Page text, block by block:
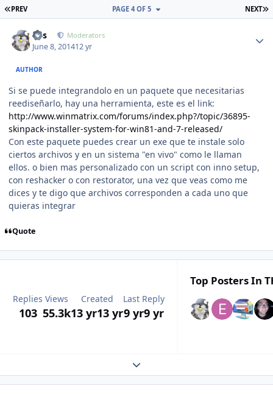
FIRST PAGE
PREV NEXT
PAGE 4 OF 5
luis Moderators
June 8, 201412 yr
AUTHOR
Si se puede integrandolo en un paquete que necesitarias
reediseñarlo, hay una herramienta, este es el link:
http://www.winmatrix.com/forums/index.php?/topic/36895-
skinpack-installer-system-for-win81-and-7-released/
Con este paquete puedes crear un exe que te instale solo
ciertos archivos y en un sistema "en vivo" como le llaman
ellos. o bien mas personalizado con un script con inno setup,
con reshacker o con restorator, una vez que veas como me
dices y te digo que archivos corresponden a cada uno que
quieras integrar
Quote
Replies
103
Views
55.3k
Created
13 yr13 yr
Last Reply
9 yr9 yr
Top Posters In
Expand topic overview